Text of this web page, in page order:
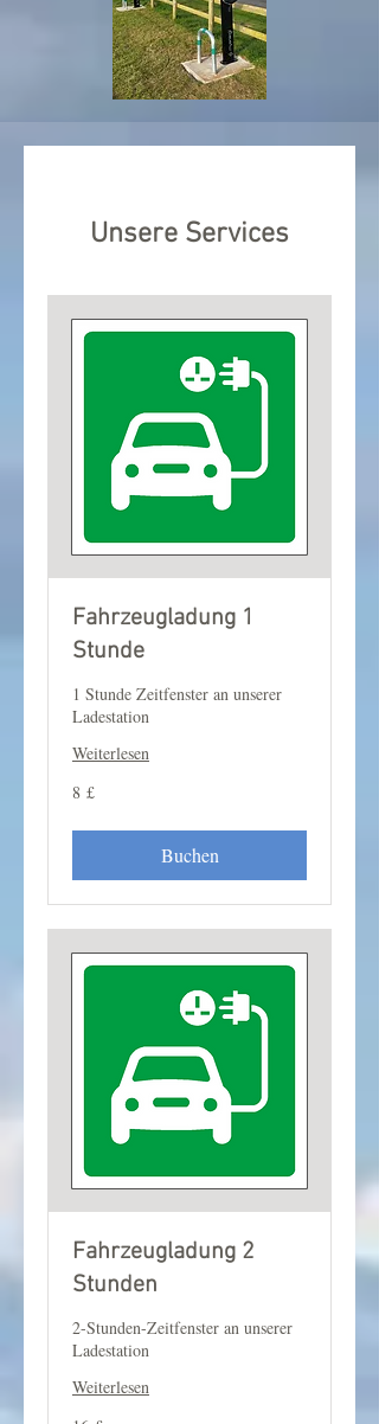
Unsere Services
Fahrzeugladung 1
Stunde
1 Stunde Zeitfenster an unserer
Ladestation
Weiterlesen
8
Britische
8 £
Buchen
Fahrzeugladung 2
Stunden
2-Stunden-Zeitfenster an unserer
Ladestation
Weiterlesen
16